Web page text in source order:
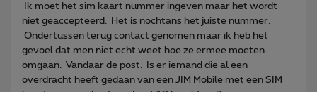
Ik moet het sim kaart nummer ingeven maar het wordt
niet geaccepteerd. Het is nochtans het juiste nummer.
Ondertussen terug contact genomen maar ik heb het
gevoel dat men niet echt weet hoe ze ermee moeten
omgaan. Vandaar de post. Is er iemand die al een
overdracht heeft gedaan van een JIM Mobile met een SIM